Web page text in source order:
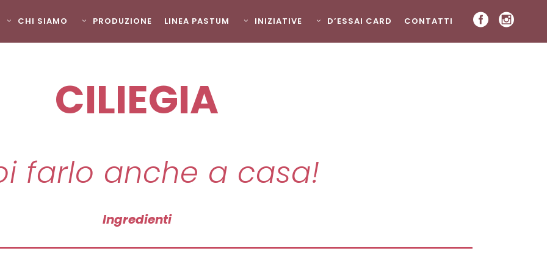
CHI SIAMO PRODUZIONE LINEA PASTUM INIZIATIVE D’ESSAI CARD CONTATTI
CILIEGIA
farlo anche a casa!
Ingredienti